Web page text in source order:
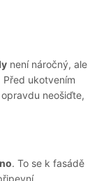
není náročný, ale
ukotvením
neošiďte,
. To se k fasádě